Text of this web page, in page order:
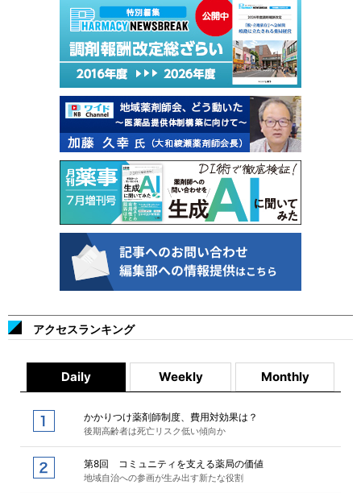
アクセスランキング
Daily Weekly Monthly
かかりつけ薬剤師制度、費用対効果は？
後期高齢者は死亡リスク低い傾向か
第8回 コミュニティを支える薬局の価値
地域自治への参画が生み出す新たな役割